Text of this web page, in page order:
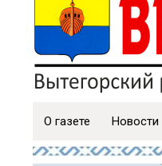
О газете Новости